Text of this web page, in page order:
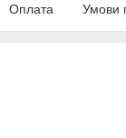
Оплата Умови